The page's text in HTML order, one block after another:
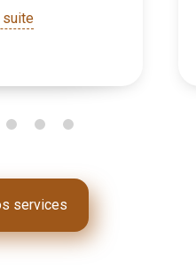
suite
services